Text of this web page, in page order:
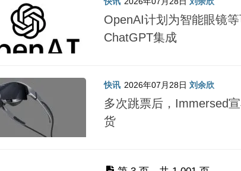
OpenAI计划为智能眼镜
ChatGPT集成
快讯 2026年07月28日 刘余欣
多次跳票后，Immersed
货